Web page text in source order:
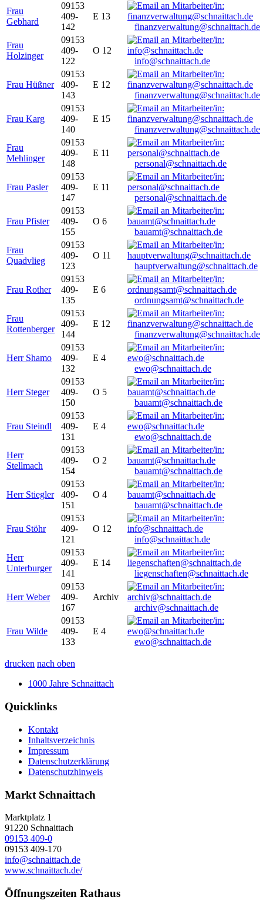
Frau
Gebhard
09153
409-
142
E 13
finanzverwaltung@schnaittach.de
Frau
Holzinger
09153
409-
122
O 12
info@schnaittach.de
Frau Hüßner
09153
409-
143
E 12
finanzverwaltung@schnaittach.de
Frau Karg
09153
409-
140
E 15
finanzverwaltung@schnaittach.de
Frau
Mehlinger
09153
409-
148
E 11
personal@schnaittach.de
Frau Pasler
09153
409-
147
E 11
personal@schnaittach.de
Frau Pfister
09153
409-
155
O 6
bauamt@schnaittach.de
Frau
Quadvlieg
09153
409-
123
O 11
hauptverwaltung@schnaittach.de
Frau Rother
09153
409-
135
E 6
ordnungsamt@schnaittach.de
Frau
Rottenberger
09153
409-
144
E 12
finanzverwaltung@schnaittach.de
Herr Shamo
09153
409-
132
E 4
ewo@schnaittach.de
Herr Steger
09153
409-
150
O 5
bauamt@schnaittach.de
Frau Steindl
09153
409-
131
E 4
ewo@schnaittach.de
Herr
Stellmach
09153
409-
154
O 2
bauamt@schnaittach.de
Herr Stiegler
09153
409-
151
O 4
bauamt@schnaittach.de
Frau Stöhr
09153
409-
121
O 12
info@schnaittach.de
Herr
Unterburger
09153
409-
141
E 14
liegenschaften@schnaittach.de
Herr Weber
09153
409-
167
Archiv
archiv@schnaittach.de
Frau Wilde
09153
409-
133
E 4
ewo@schnaittach.de
drucken nach oben
1000 Jahre Schnaittach
Quicklinks
Kontakt
Inhaltsverzeichnis
Impressum
Datenschutzerklärung
Datenschutzhinweis
Markt Schnaittach
Marktplatz 1
91220 Schnaittach
09153 409-0
09153 409-170
info@schnaittach.de
www.schnaittach.de/
Öffnungszeiten Rathaus